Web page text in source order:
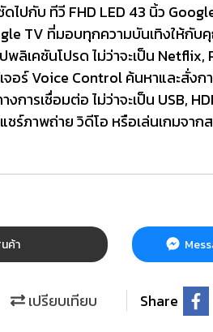
ปกับ ทีวี FHD LED 43 นิ้ว
TV ที่มอบทุกความบันเทิงให้กั
พลิเคชันโปรด ไม่ว่าจะเป็น
อร์ Voice Control ค้นหาและสั่งก
การเชื่อมต่อ ไม่ว่าจะเป็น USB,
ร์ภาพถ่าย วิดีโอ หรือเล่นเกมจา
ค้า
เปรียบเทียบ Share